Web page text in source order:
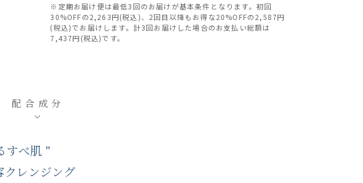
※定期お届け便は最低3回のお届けが基本条件となります。初回
30%OFFの2,263円(税込)、2回目以降もお得な20%OFFの2,587円
(税込)でお届けします。計3回お届けした場合のお支払い総額は
7,437円(税込)です。
配合成分
すべ肌 "
クレンジング